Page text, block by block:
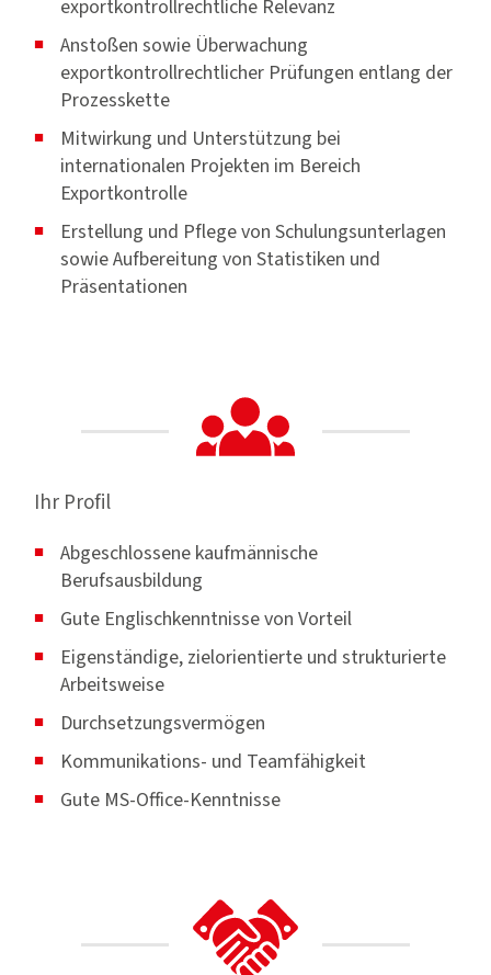
exportkontrollrechtliche Relevanz
Anstoßen sowie Überwachung
exportkontrollrechtlicher Prüfungen entlang der
Prozesskette
Mitwirkung und Unterstützung bei
internationalen Projekten im Bereich
Exportkontrolle
Erstellung und Pflege von Schulungsunterlagen
sowie Aufbereitung von Statistiken und
Präsentationen
Ihr Profil
Abgeschlossene kaufmännische
Berufsausbildung
Gute Englischkenntnisse von Vorteil
Eigenständige, zielorientierte und strukturierte
Arbeitsweise
Durchsetzungsvermögen
Kommunikations- und Teamfähigkeit
Gute MS-Office-Kenntnisse